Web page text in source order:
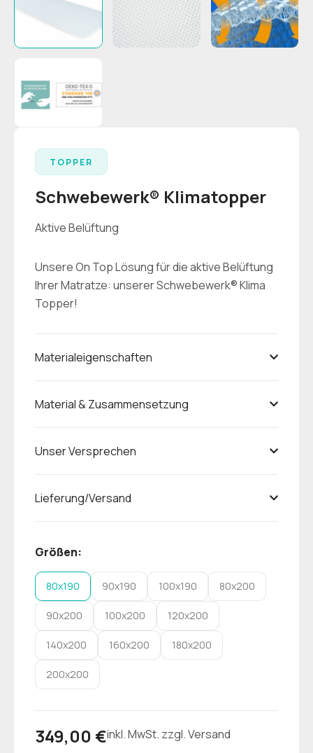
TOPPER
Schwebewerk® Klimatopper
Aktive Belüftung
Unsere On Top Lösung für die aktive Belüftung
Ihrer Matratze: unserer Schwebewerk® Klima
Topper!
Materialeigenschaften
Material & Zusammensetzung
Unser Versprechen
Lieferung/Versand
Größen:
80x190 90x190 100x190 80x200
90x200 100x200 120x200
140x200 160x200 180x200
200x200
349,00 €inkl. MwSt. zzgl. Versand